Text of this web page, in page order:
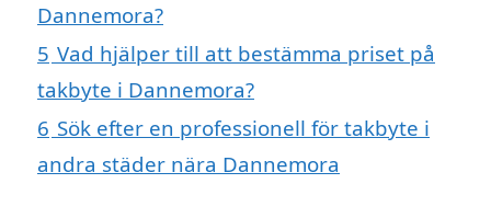
Dannemora?
5 Vad hjälper till att bestämma priset på
takbyte i Dannemora?
6 Sök efter en professionell för takbyte i
andra städer nära Dannemora